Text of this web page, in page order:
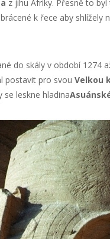
z jihu Afriky. Přesně to
k řece aby shlížely
do skály v období 1274
postavit pro svou Velkou
leskne hladina